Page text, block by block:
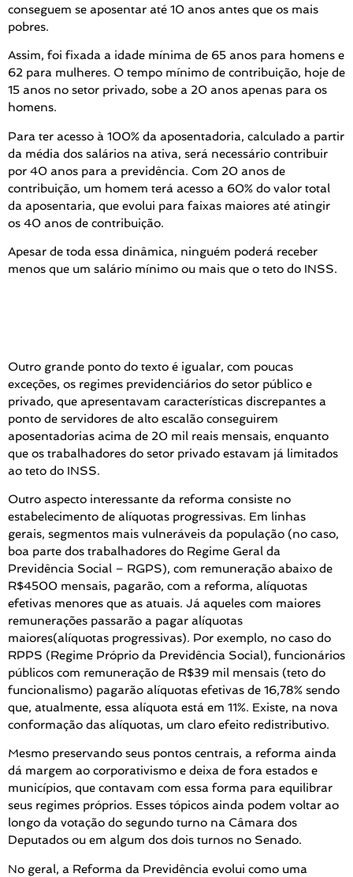
conseguem se aposentar até 10 anos antes que os mais
pobres.
Assim, foi fixada a idade mínima de 65 anos para homens e
62 para mulheres. O tempo mínimo de contribuição, hoje de
15 anos no setor privado, sobe a 20 anos apenas para os
homens.
Para ter acesso à 100% da aposentadoria, calculado a partir
da média dos salários na ativa, será necessário contribuir
por 40 anos para a previdência. Com 20 anos de
contribuição, um homem terá acesso a 60% do valor total
da aposentaria, que evolui para faixas maiores até atingir
os 40 anos de contribuição.
Apesar de toda essa dinâmica, ninguém poderá receber
menos que um salário mínimo ou mais que o teto do INSS.
Outro grande ponto do texto é igualar, com poucas
exceções, os regimes previdenciários do setor público e
privado, que apresentavam características discrepantes a
ponto de servidores de alto escalão conseguirem
aposentadorias acima de 20 mil reais mensais, enquanto
que os trabalhadores do setor privado estavam já limitados
ao teto do INSS.
Outro aspecto interessante da reforma consiste no
estabelecimento de alíquotas progressivas. Em linhas
gerais, segmentos mais vulneráveis da população (no caso,
boa parte dos trabalhadores do Regime Geral da
Previdência Social – RGPS), com remuneração abaixo de
R$4500 mensais, pagarão, com a reforma, alíquotas
efetivas menores que as atuais. Já aqueles com maiores
remunerações passarão a pagar alíquotas
maiores(alíquotas progressivas). Por exemplo, no caso do
RPPS (Regime Próprio da Previdência Social), funcionários
públicos com remuneração de R$39 mil mensais (teto do
funcionalismo) pagarão alíquotas efetivas de 16,78% sendo
que, atualmente, essa alíquota está em 11%. Existe, na nova
conformação das alíquotas, um claro efeito redistributivo.
Mesmo preservando seus pontos centrais, a reforma ainda
dá margem ao corporativismo e deixa de fora estados e
municípios, que contavam com essa forma para equilibrar
seus regimes próprios. Esses tópicos ainda podem voltar ao
longo da votação do segundo turno na Câmara dos
Deputados ou em algum dos dois turnos no Senado.
No geral, a Reforma da Previdência evolui como uma